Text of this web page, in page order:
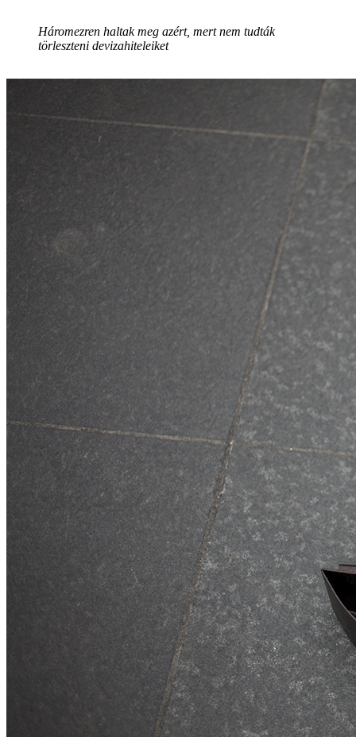
Háromezren haltak meg azért, mert nem tudták
törleszteni devizahiteleiket